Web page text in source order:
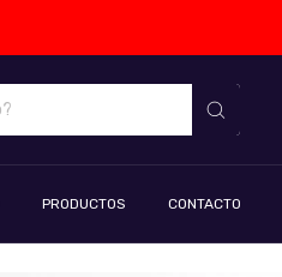
PRODUCTOS CONTACTO